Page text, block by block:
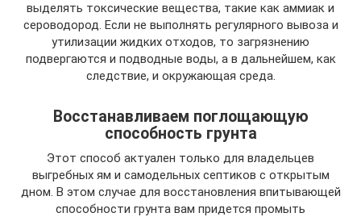
выделять токсические вещества, такие как аммиак и
сероводород. Если не выполнять регулярного вывоза и
утилизации жидких отходов, то загрязнению
подвергаются и подводные воды, а в дальнейшем, как
следствие, и окружающая среда.
Восстанавливаем поглощающую
способность грунта
Этот способ актуален только для владельцев
выгребных ям и самодельных септиков с открытым
дном. В этом случае для восстановления впитывающей
способности грунта вам придется промыть